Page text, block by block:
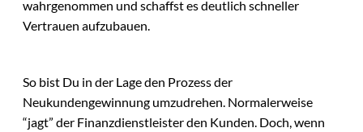
wahrgenommen und schaffst es deutlich schneller
Vertrauen aufzubauen.
So bist Du in der Lage den Prozess der
Neukundengewinnung umzudrehen. Normalerweise
“jagt” der Finanzdienstleister den Kunden. Doch, wenn